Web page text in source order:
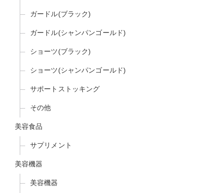
ガードル(ブラック)
ガードル(シャンパンゴールド)
ショーツ(ブラック)
ショーツ(シャンパンゴールド)
サポートストッキング
その他
美容食品
サプリメント
美容機器
美容機器